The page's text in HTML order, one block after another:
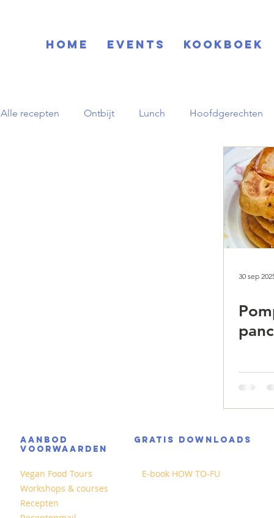
Home EVENTS KOOKBOEK
Alle recepten Ontbijt Lunch Hoofdgerechten
Feestdagen
pornstar martini
30 sep
AANBOD
GRATIS DOWNLOADS
VOORWAARDEN
Vegan Food Tours
Workshops & courses
Recepten
E-book HOW TO-FU